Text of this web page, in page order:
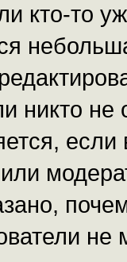
кто-то
никто
не